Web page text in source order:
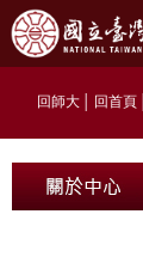
回師大 回首頁